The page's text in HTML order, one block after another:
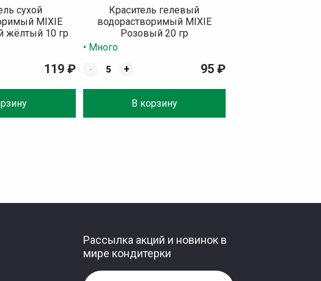
сухой
MIXIE
жёлтый 10 гр
119 ₽
Краситель гелевый
водорастворимый MIXIE
Розовый 20 гр
• Много
-
+
В корзину
95 ₽
Рассылка акций и новинок в
мире кондитерки